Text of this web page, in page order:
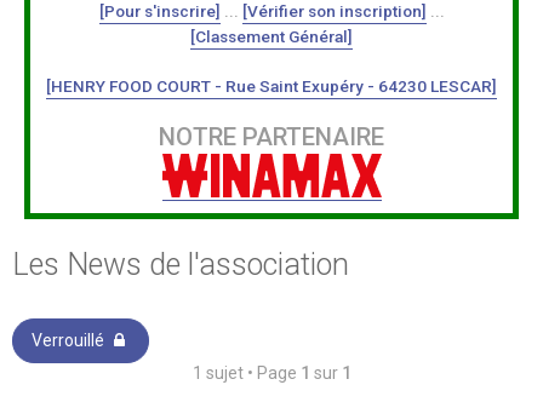
[Pour s'inscrire] [Vérifier son inscription]
[Classement Général]
[HENRY FOOD COURT - Rue Saint Exupéry - 64230 LESCAR]
NOTRE PARTENAIRE
Les News de l'association
Verrouillé
1 sujet • Page 1 sur 1